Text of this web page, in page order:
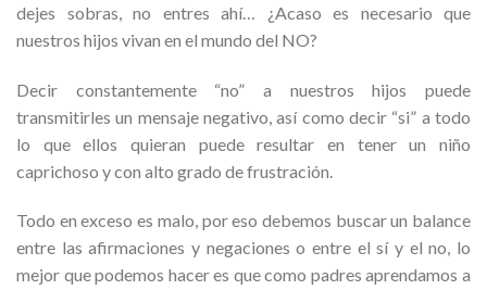
dejes sobras, no entres ahí… ¿Acaso es necesario que
nuestros hijos vivan en el mundo del NO?
Decir constantemente “no” a nuestros hijos puede
transmitirles un mensaje negativo, así como decir “si” a todo
lo que ellos quieran puede resultar en tener un niño
caprichoso y con alto grado de frustración.
Todo en exceso es malo, por eso debemos buscar un balance
entre las afirmaciones y negaciones o entre el sí y el no, lo
mejor que podemos hacer es que como padres aprendamos a